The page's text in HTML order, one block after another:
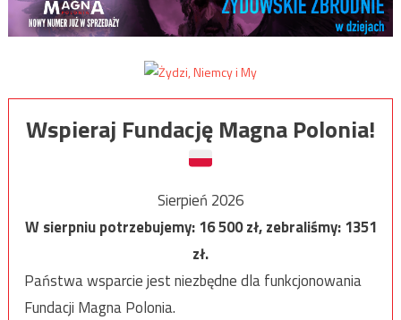
Wspieraj Fundację Magna Polonia!
Sierpień 2026
W sierpniu potrzebujemy:16 500zł, zebraliśmy:1351
zł.
Państwa wsparcie jest niezbędne dla funkcjonowania
Fundacji Magna Polonia.